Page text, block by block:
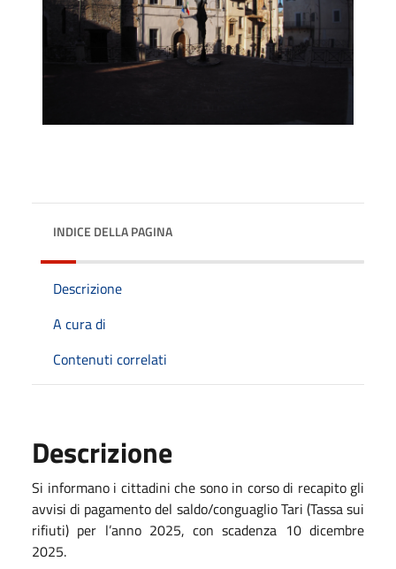
INDICE DELLA PAGINA
Descrizione
A cura di
Contenuti correlati
Descrizione
Si informano i cittadini che sono in corso di recapito gli
avvisi di pagamento del saldo/conguaglio Tari (Tassa sui
rifiuti) per l’anno 2025, con scadenza 10 dicembre
2025.